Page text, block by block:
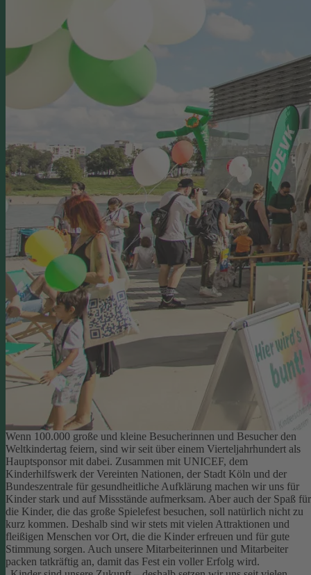
Wenn 100.000 große und kleine Besucherinnen und Besucher den
Weltkindertag feiern, sind wir seit über einem Vierteljahrhundert als
Hauptsponsor mit dabei. Zusammen mit UNICEF, dem
Kinderhilfswerk der Vereinten Nationen, der Stadt Köln und der
Bundeszentrale für gesundheitliche Aufklärung machen wir uns für
Kinder stark und auf Missstände aufmerksam. Aber auch der Spaß für
die Kinder, die das große Spielefest besuchen, soll natürlich nicht zu
kurz kommen. Deshalb sind wir stets mit vielen Attraktionen und
fleißigen Menschen vor Ort, die die Kinder erfreuen und für gute
Stimmung sorgen. Auch unsere Mitarbeiterinnen und Mitarbeiter
packen tatkräftig an, damit das Fest ein voller Erfolg wird.